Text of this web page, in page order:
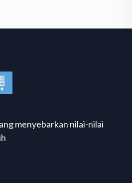
menyebarkan nilai-nilai